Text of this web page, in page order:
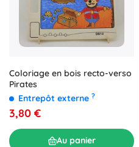
Coloriage en bois recto-verso
Pirates
Entrepôt externe ?
3,80 €
Au panier